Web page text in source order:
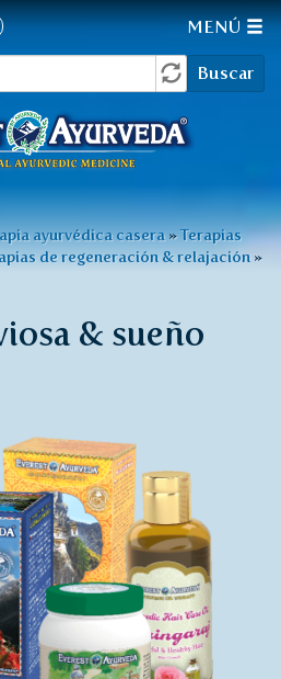
Buscar
MENÚ
ayurvédica casera »Terapias
de regeneración & relajación »
& sueño